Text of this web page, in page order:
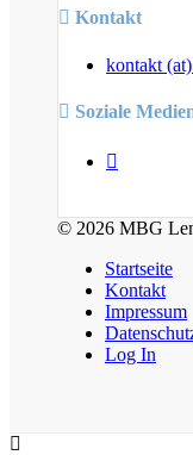
Kontakt
kontakt
Soziale
© 2026 MBG
Startseite
Kontakt
Impressum
Log In